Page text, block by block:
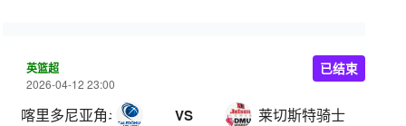
英篮超
2026-04-12 23:00
喀里多尼亚角斗士 VS 莱切斯特骑士
已结束